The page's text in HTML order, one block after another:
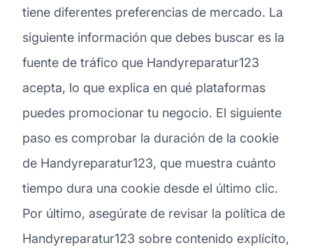
tiene diferentes preferencias de mercado. La
siguiente información que debes buscar es la
fuente de tráfico que Handyreparatur123
acepta, lo que explica en qué plataformas
puedes promocionar tu negocio. El siguiente
paso es comprobar la duración de la cookie
de Handyreparatur123, que muestra cuánto
tiempo dura una cookie desde el último clic.
Por último, asegúrate de revisar la política de
Handyreparatur123 sobre contenido explícito,